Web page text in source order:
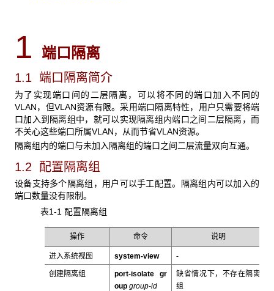
1 端口隔离
1.1 端口隔离简介
为了实现端口间的二层隔离，可以将不同的端口加入不同的
VLAN，但VLAN资源有限。采用端口隔离特性，用户只需要将端
口加入到隔离组中，就可以实现隔离组内端口之间二层隔离，而
不关心这些端口所属VLAN，从而节省VLAN资源。
隔离组内的端口与未加入隔离组的端口之间二层流量双向互通。
1.2 配置隔离组
设备支持多个隔离组，用户可以手工配置。隔离组内可以加入的
端口数量没有限制。
表1-1 配置隔离组
操作 命令 说明
进入系统视图 system-view -
创建隔离组
port-isolate gr
oupgroup-id
缺省情况下，不存在隔离
组